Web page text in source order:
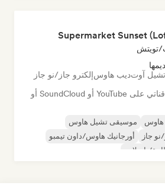
Supermarket Sunset
تويتش
تشيل آوتديب هاوسإلكترو جاز/نو جاز
مشاركة الفنانين على قناتي على YouTube أو SoundCloud أو
هاوس
موسيقى تشيل هاوس
نو جاز
أورجانيك هاوس/داون تيمبو
باسلاين